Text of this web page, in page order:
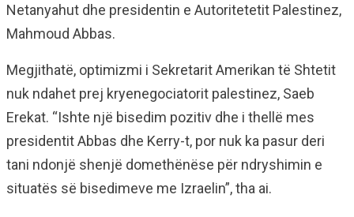
Netanyahut dhe presidentin e Autoritetetit Palestinez,
Mahmoud Abbas.
Megjithatë, optimizmi i Sekretarit Amerikan të Shtetit
nuk ndahet prej kryenegociatorit palestinez, Saeb
Erekat. “Ishte një bisedim pozitiv dhe i thellë mes
presidentit Abbas dhe Kerry-t, por nuk ka pasur deri
tani ndonjë shenjë domethënëse për ndryshimin e
situatës së bisedimeve me Izraelin”, tha ai.